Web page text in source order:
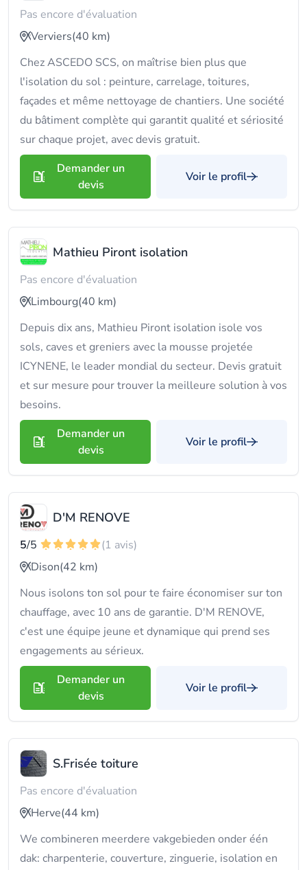
Pas encore d'évaluation
Verviers(40 km)
Chez ASCEDO SCS, on maîtrise bien plus que
l'isolation du sol : peinture, carrelage, toitures,
façades et même nettoyage de chantiers. Une société
du bâtiment complète qui garantit qualité et sériosité
sur chaque projet, avec devis gratuit.
Demander un
devis
Voir le profil
Mathieu Piront isolation
Pas encore d'évaluation
Limbourg(40 km)
Depuis dix ans, Mathieu Piront isolation isole vos
sols, caves et greniers avec la mousse projetée
ICYNENE, le leader mondial du secteur. Devis gratuit
et sur mesure pour trouver la meilleure solution à vos
besoins.
Demander un
devis
Voir le profil
D'M RENOVE
5/5
(1 avis)
Dison(42 km)
Nous isolons ton sol pour te faire économiser sur ton
chauffage, avec 10 ans de garantie. D'M RENOVE,
c'est une équipe jeune et dynamique qui prend ses
engagements au sérieux.
Demander un
devis
Voir le profil
S.Frisée toiture
Pas encore d'évaluation
Herve(44 km)
We combineren meerdere vakgebieden onder één
dak: charpenterie, couverture, zinguerie, isolation en